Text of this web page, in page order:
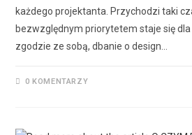
każdego projektanta. Przychodzi taki
bezwzględnym priorytetem staje się
zgodzie ze sobą, dbanie o design…
0 KOMENTARZY